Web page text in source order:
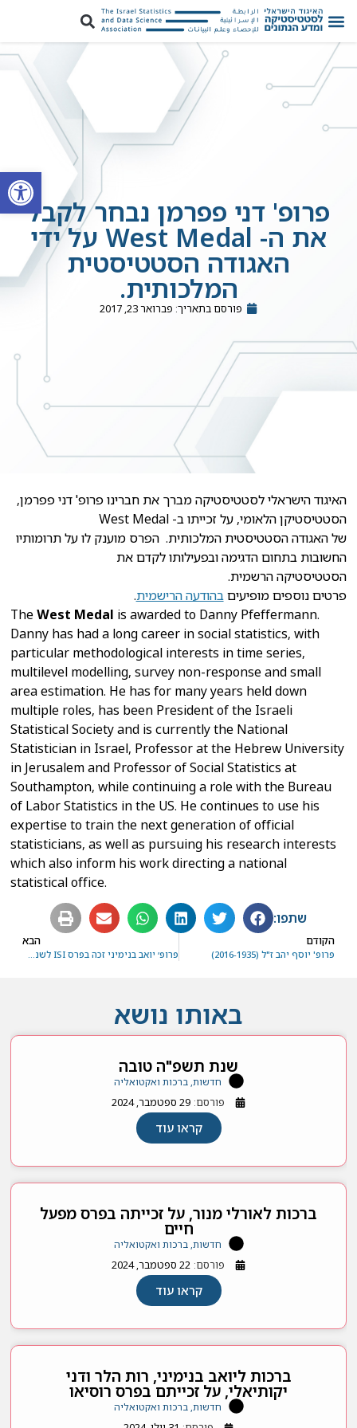
פתח
פרופ' דני פפרמן נבחר לקבל
את ה- West Medal על ידי
האגודה הסטטיסטית
המלכותית.
פורסם בתאריך: פברואר 23, 2017
האיגוד הישראלי לסטטיסטיקה מברך את חברינו פרופ' דני פפרמן,
הסטטיסטיקן הלאומי, על זכייתו ב- West Medal
של האגודה הסטטיסטית המלכותית. הפרס מוענק לו על תרומותיו
החשובות בתחום הדגימה ובפעילותו לקדם את
הסטטיסטיקה הרשמית.
פרטים נוספים מופיעיםבהודעה הרישמית.
TheWest Medal is awarded to Danny Pfeffermann.
Danny has had a long career in social statistics, with
particular methodological interests in time series,
multilevel modelling, survey non-response and small
area estimation. He has for many years held down
multiple roles, has been President of the Israeli
Statistical Society and is currently the National
Statistician in Israel, Professor at the Hebrew University
in Jerusalem and Professor of Social Statistics at
Southampton, while continuing a role with the Bureau
of Labor Statistics in the US. He continues to use his
expertise to train the next generation of official
statisticians, as well as pursuing his research interests
which also inform his work directing a national
statistical office.
שתפו:
הקודם
‏‏פרופ' יוסף יהב ז"ל (2016-1935)
הבא
פרופ׳ יואב בנימיני זכה בפרס ISI לשנת 2019
באותו נושא
שנת תשפ"ה טובה
חדשות, ברכות ואקטואליה
פורסם: 29 ספטמבר, 2024
קראו עוד
ברכות לאורלי מנור, על זכייתה בפרס מפעל
חיים
חדשות, ברכות ואקטואליה
פורסם: 22 ספטמבר, 2024
קראו עוד
ברכות ליואב בנימיני, רות הלר ודני
יקותיאלי, על זכייתם בפרס רוסיאו
חדשות, ברכות ואקטואליה